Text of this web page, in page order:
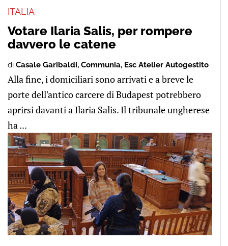
ITALIA
Votare Ilaria Salis, per rompere
davvero le catene
di Casale Garibaldi, Communia, Esc Atelier Autogestito
Alla fine, i domiciliari sono arrivati e a breve le
porte dell'antico carcere di Budapest potrebbero
aprirsi davanti a Ilaria Salis. Il tribunale ungherese
ha ...